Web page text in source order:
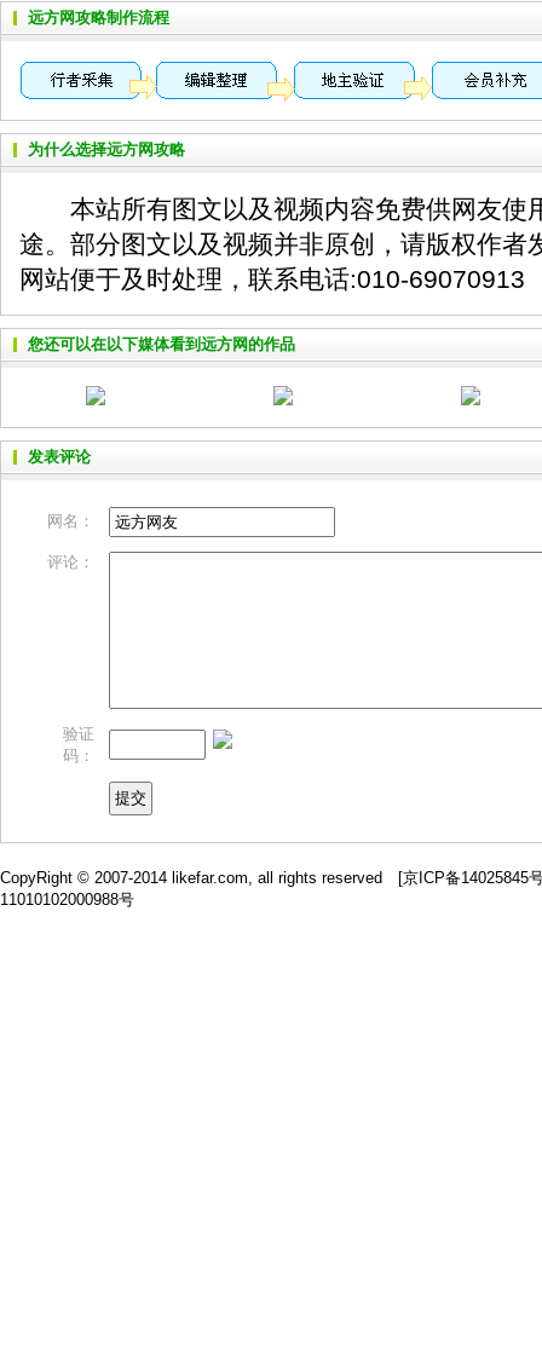
远方网攻略制作流程
为什么选择远方网攻略
本站所有图文以及视频内容免费供网友使
途。部分图文以及视频并非原创，请版权作者
网站便于及时处理，联系电话:010-69070913
您还可以在以下媒体看到远方网的作品
发表评论
网名：
评论：
验证
码：
CopyRight © 2007-2014 likefar.com, all rights reserved [京ICP备14025845
11010102000988号